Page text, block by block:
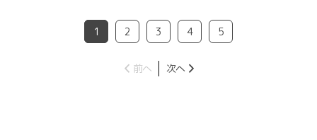
1 2 3 4 5
前へ 次へ